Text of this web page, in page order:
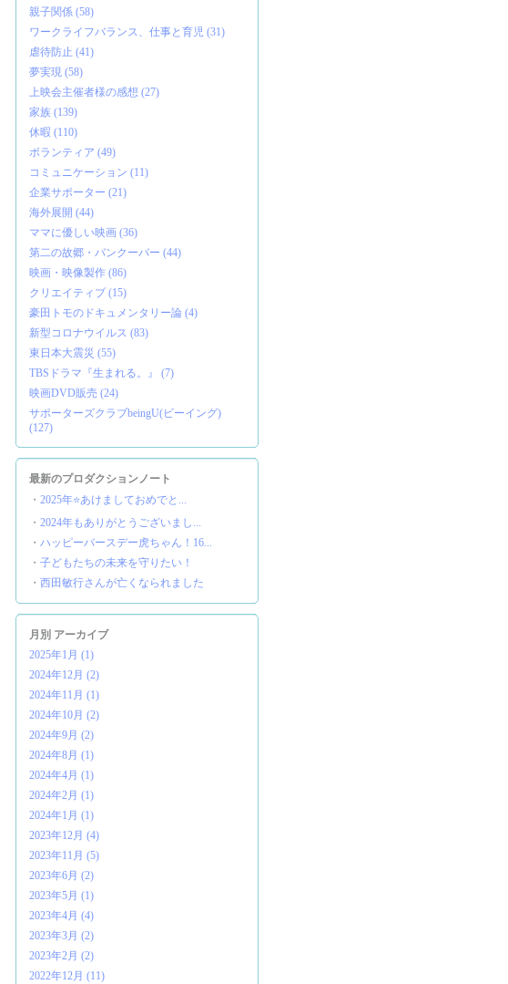
親子関係 (58)
ワークライフバランス、仕事と育児 (31)
虐待防止 (41)
夢実現 (58)
上映会主催者様の感想 (27)
家族 (139)
休暇 (110)
ボランティア (49)
コミュニケーション (11)
企業サポーター (21)
海外展開 (44)
ママに優しい映画 (36)
第二の故郷・バンクーバー (44)
映画・映像製作 (86)
クリエイティブ (15)
豪田トモのドキュメンタリー論 (4)
新型コロナウイルス (83)
東日本大震災 (55)
TBSドラマ『生まれる。』 (7)
映画DVD販売 (24)
サポーターズクラブbeingU(ビーイング)
(127)
最新のプロダクションノート
・ 2025年⭐️あけましておめでと...
・ 2024年もありがとうございまし...
・ ハッピーバースデー虎ちゃん！16...
・ 子どもたちの未来を守りたい！
・ 西田敏行さんが亡くなられました
月別 アーカイブ
2025年1月 (1)
2024年12月 (2)
2024年11月 (1)
2024年10月 (2)
2024年9月 (2)
2024年8月 (1)
2024年4月 (1)
2024年2月 (1)
2024年1月 (1)
2023年12月 (4)
2023年11月 (5)
2023年6月 (2)
2023年5月 (1)
2023年4月 (4)
2023年3月 (2)
2023年2月 (2)
2022年12月 (11)